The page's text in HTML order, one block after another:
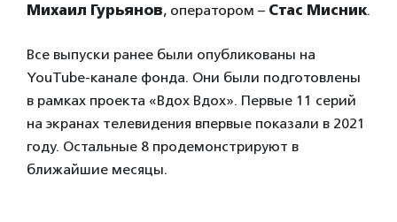
Михаил Гурьянов, оператором – Стас Мисник.
Все выпуски ранее были опубликованы на
YouTube-канале фонда. Они были подготовлены
в рамках проекта «Вдох Вдох». Первые 11 серий
на экранах телевидения впервые показали в 2021
году. Остальные 8 продемонстрируют в
ближайшие месяцы.